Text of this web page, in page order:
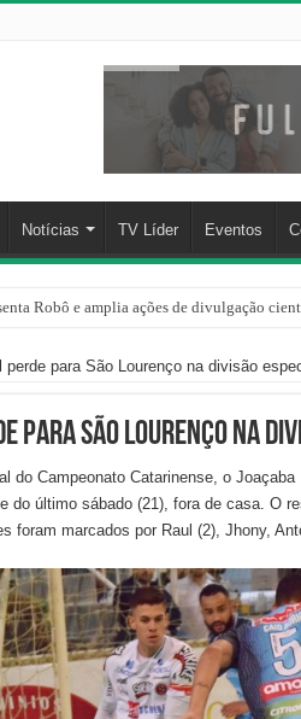
Notícias TV Líder Eventos
Robô e amplia ações de divulgação
percorre mais de 100 km, paga
perde para São Lourenço na divisão
para São Lourenço na
do Campeonato Catarinense, o
do último sábado (21), fora de casa. O
foram marcados por Raul (2), Jhony,